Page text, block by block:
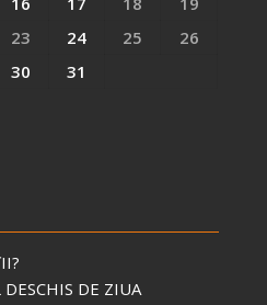
23 24 25
26
30 31
DE ZIUA